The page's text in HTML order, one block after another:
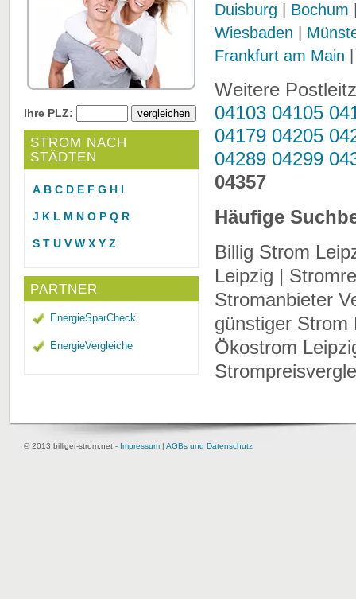
Ihre PLZ:
STROM NACH
STÄDTEN
A B C D E F G H I
J K L M N O P Q R
S T U V W X Y Z
PARTNER
EnergieSparCheck
EnergieVergleiche
Duisburg
Bochum
Wiesbaden
Frankfurt am Main
Weitere
04103 04105
04179 04205
04289 04299
04357
Häufige
Billig Strom
Leipzig |
Stromanbieter
günstiger Strom
Ökostrom
© 2013 billiger-strom.net - Impressum | AGBs und Datenschutz